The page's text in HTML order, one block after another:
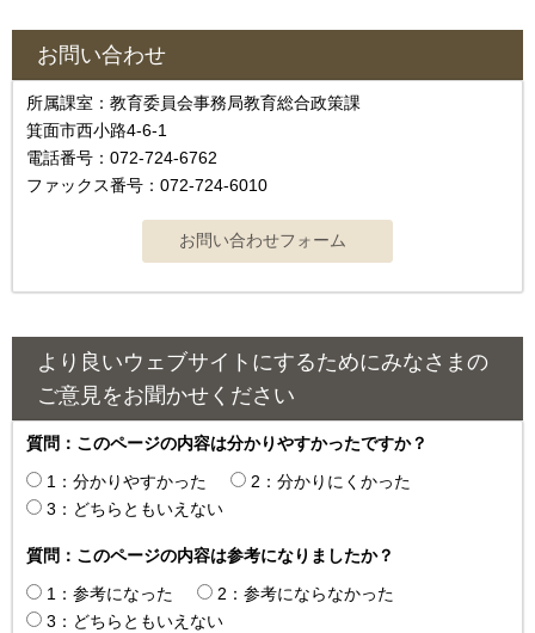
お問い合わせ
所属課室：教育委員会事務局教育総合政策課
箕面市西小路4‐6‐1
電話番号：072-724-6762
ファックス番号：072-724-6010
より良いウェブサイトにするためにみなさまの
ご意見をお聞かせください
質問：このページの内容は分かりやすかったですか？
1：分かりやすかった
2：分かりにくかった
3：どちらともいえない
質問：このページの内容は参考になりましたか？
1：参考になった
2：参考にならなかった
3：どちらともいえない